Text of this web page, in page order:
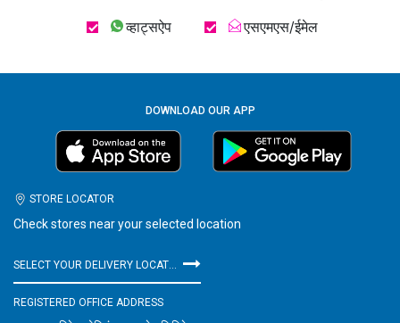
व्हाट्सऐप एसएमएस/ईमेल
DOWNLOAD OUR APP
STORE LOCATOR
Check stores near your selected location
SELECT YOUR DELIVERY LOCATION
REGISTERED OFFICE ADDRESS